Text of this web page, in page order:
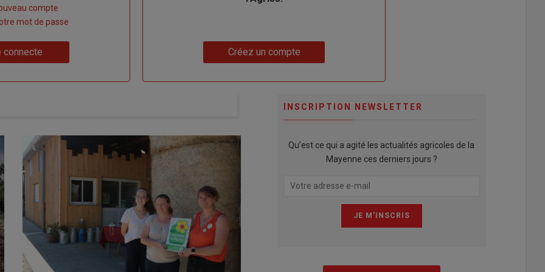
compte
mot de passe
connecte Créez un compte
INSCRIPTION NEWSLETTER
Qu’est ce qui a agité les actualités agricoles de la
Mayenne ces derniers jours ?